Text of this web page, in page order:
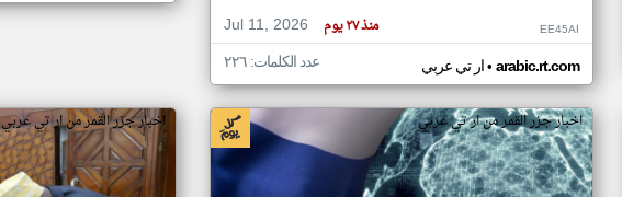
Jul 11, 2026
منذ ٢٧ يوم EE45AI
ار تي عربي• arabic.rt.com عدد الكلمات: ٢٢٦
اخبار جزر القمر من ار تي عربي اخبار جزر القمر من ار تي عربي